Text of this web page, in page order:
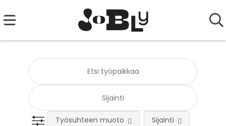
Työsuhteen muoto Sijainti